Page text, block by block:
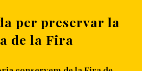
per preservar la
de la Fira